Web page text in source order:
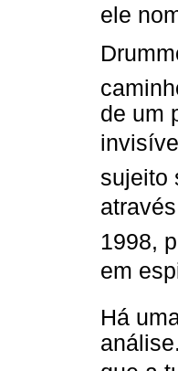
ele
de um
sujeito
1998,
em
Há